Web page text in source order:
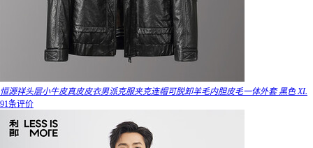
恒源祥头层小牛皮真皮皮衣男派克服夹克连帽可脱卸羊毛内胆皮毛一体外套 黑色 XL
91条评价